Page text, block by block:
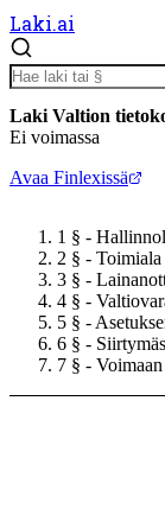
Laki.ai
Laki Valtion
Ei voimassa
Avaa Finlexissä
1 § -
2 § - Toimiala
3 § -
4 § -
5 § -
6 § -
7 § -